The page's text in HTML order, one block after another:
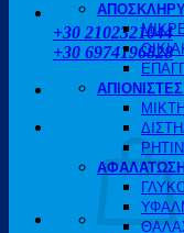
ΚΑΛΕΣΤΕ ΜΑΣ
+30 2102321044
+30 6974196828
ΑΦΑΛΑΤΩΣΗ